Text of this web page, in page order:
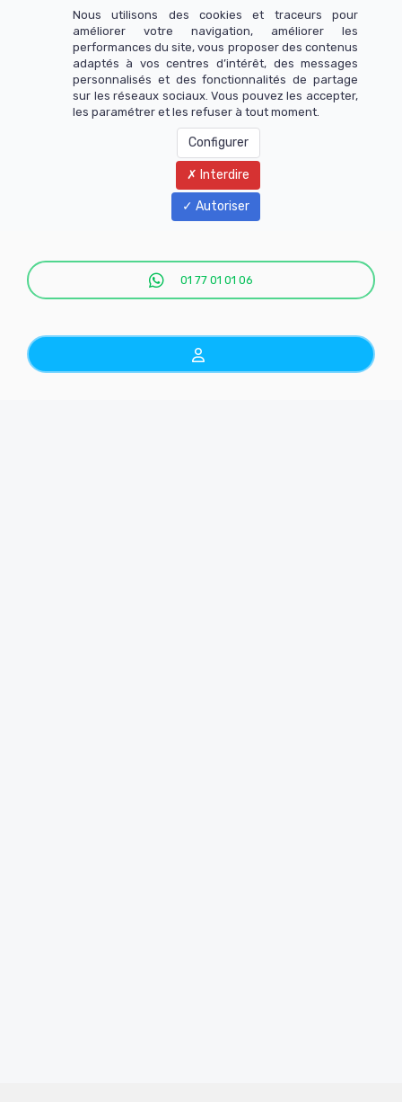
Menu
01 77 01 01 06
Nous utilisons des cookies et traceurs pour
améliorer votre navigation, améliorer les
performances du site, vous proposer des contenus
adaptés à vos centres d’intérêt, des messages
personnalisés et des fonctionnalités de partage
sur les réseaux sociaux. Vous pouvez les accepter,
les paramétrer et les refuser à tout moment.
Configurer
Interdire
Autoriser